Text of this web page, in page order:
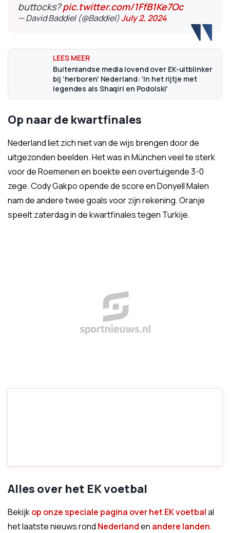
buttocks?pic.twitter.com/1FfB1Ke7Oc
— David Baddiel (@Baddiel)July 2, 2024
Buitenlandse media lovend over EK-uitblinker
bij 'herboren' Nederland: 'In het rijtje met
legendes als Shaqiri en Podolski'
Op naar de kwartfinales
Nederland liet zich niet van de wijs brengen door de
uitgezonden beelden. Het was in München veel te sterk
voor de Roemenen en boekte een overtuigende 3-0
zege. Cody Gakpo opende de score en Donyell Malen
nam de andere twee goals voor zijn rekening. Oranje
speelt zaterdag in de kwartfinales tegen Turkije.
Alles over het EK voetbal
Bekijkop onze speciale pagina over het EK voetbalal
het laatste nieuws rond Nederlanden andere landen.